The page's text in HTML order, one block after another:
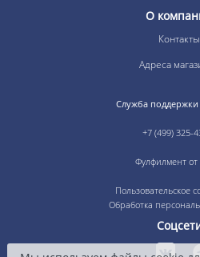
О
Контакты
Адреса
Служба поддержки
+7 (499) 325-
Фулфилмент от
Пользовательское
Обработка